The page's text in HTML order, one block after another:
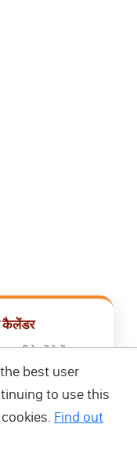
कैलेंडर
एक ही ऐप में देखें।
करें
best user
to use this
Find out